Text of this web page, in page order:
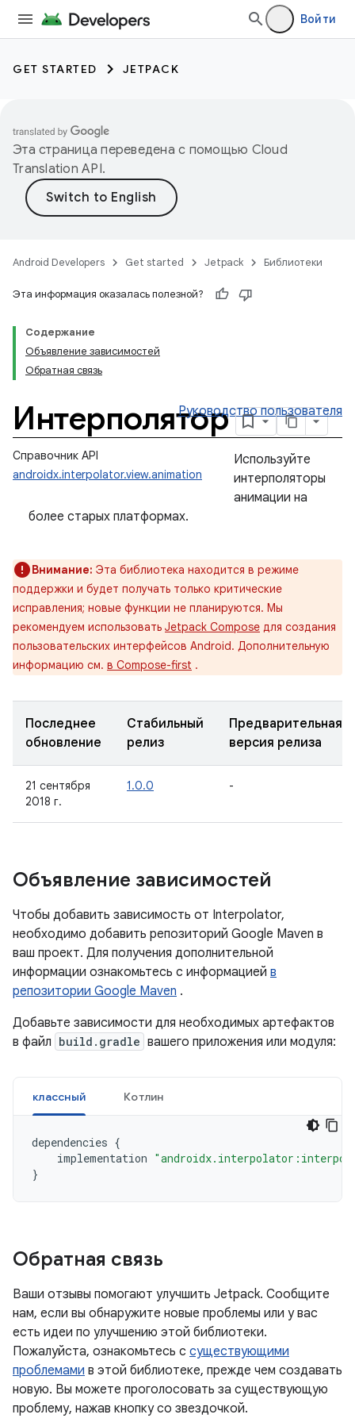
Войти
GET STARTED JETPACK
Эта страница переведена с помощью Cloud
Translation API.
Android Developers Get started Jetpack Библиотеки
Эта информация оказалась полезной?
Содержание
Объявление зависимостей
Обратная связь
ИнтерполяторРуководство пользователя
Справочник API
androidx.interpolator.view.animation
Используйте
интерполяторы
анимации на
более старых платформах.
Внимание: Эта библиотека находится в режиме
поддержки и будет получать только критические
исправления; новые функции не планируются. Мы
рекомендуем использовать Jetpack Compose для создания
пользовательских интерфейсов Android. Дополнительную
информацию см. в Compose-first .
Последнее
обновление
Стабильный
релиз
Предварительная
версия релиза
21 сентября
2018 г.
1.0.0 -
Объявление зависимостей
Чтобы добавить зависимость от Interpolator,
необходимо добавить репозиторий Google Maven в
ваш проект. Для получения дополнительной
информации ознакомьтесь с информацией в
репозитории Google Maven .
Добавьте зависимости для необходимых артефактов
в файл build.gradle вашего приложения или модуля:
классный Котлин
dependencies {
implementation
}
Обратная связь
Ваши отзывы помогают улучшить Jetpack. Сообщите
нам, если вы обнаружите новые проблемы или у вас
есть идеи по улучшению этой библиотеки.
Пожалуйста, ознакомьтесь с существующими
проблемами в этой библиотеке, прежде чем создавать
новую. Вы можете проголосовать за существующую
проблему, нажав кнопку со звездочкой.